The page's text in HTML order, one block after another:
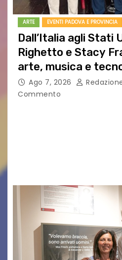
ARTE EVENTI PADOVA E PROVINCIA
Dall’Italia agli Stati
Righetto e Stacy
arte, musica e
nuovo progetto
Ago 7, 2026
Commento